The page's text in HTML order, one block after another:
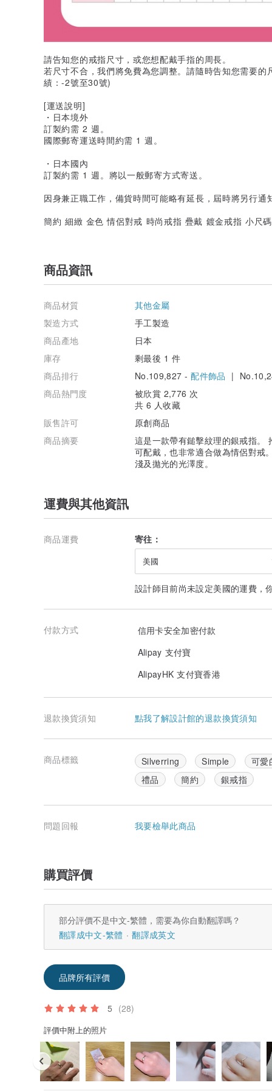
請告知您的戒指尺寸，或您想配戴手指的周長。
若尺寸不合，我們將免費為您調整。請隨時告知您需要
績：-2號至30號)
[運送說明]
・日本境外
訂製約需 2 週。
國際郵寄運送時間約需 1 週。
・日本國內
訂製約需 1 週。將以一般郵寄方式寄送。
因身兼正職工作，備貨時間可能略有延長，屆時將另行通
簡約 細緻 金色 情侶對戒 時尚戒指 疊戴 鍍金戒指 小尺
商品資訊
商品材質
其他金屬
製造方式
手工製造
商品產地
日本
庫存
剩最後 1 件
商品排行
No.109,827 -配件飾品 |
商品熱門度
被欣賞 2,776 次
共 6 人收藏
販售許可
原創商品
商品摘要
這是一款帶有鎚擊紋理的銀戒指。
可配戴，也非常適合做為情侶對戒
淺及拋光的光澤度。
運費與其他資訊
商品運費 寄往：
美國
設計師目前尚未設定美國的運費，
付款方式
信用卡安全加密付款
Alipay 支付寶
AlipayHK 支付寶香港
退款換貨須知 點我了解設計館的退款換貨須知
商品標籤 Silverring Simple
可愛
禮品
簡約 銀戒指
問題回報 我要檢舉此商品
購買評價
部分評價不是中文-繁體，需要為你自動翻譯嗎？
翻譯成中文-繁體
翻譯成英文
品牌所有評價
5 (28)
評價中附上的照片